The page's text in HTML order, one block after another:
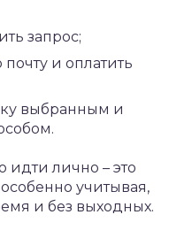
запрос;
и оплатить
выбранным и
идти лично – это
учитывая,
и без выходных.